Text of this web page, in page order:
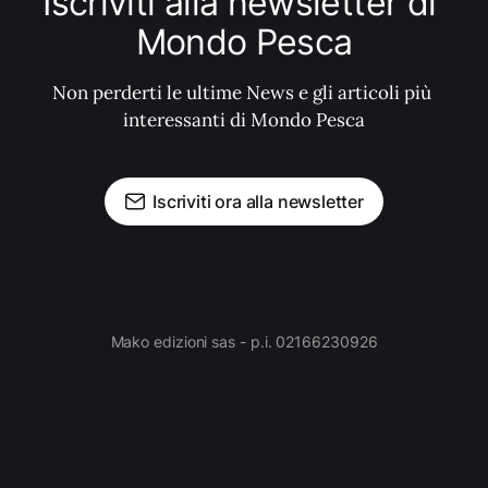
Mondo Pesca
Non perderti le ultime News e gli articoli più
interessanti di Mondo Pesca
Iscriviti ora alla newsletter
Mako edizioni sas - p.i. 02166230926